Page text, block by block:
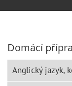
Domácí
Anglický jazyk,